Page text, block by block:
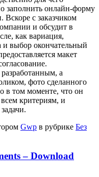
заполнить онлайн-форму
с заказчиком
и обсудит в
как вариация,
и выбор окончательный
макет
а
фото сделанного
в том моменте, что он
всем критериям, и
Gwp в рубрике Без
– Download